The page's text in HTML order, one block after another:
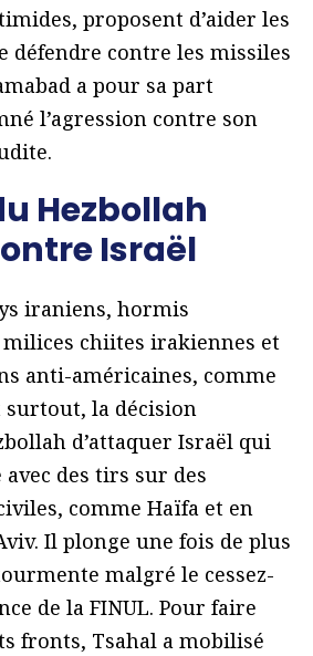
proposent d’aider les
défendre contre les missiles
a pour sa part
l’agression contre son
Hezbollah
Israël
iraniens, hormis
chiites irakiennes et
anti-américaines, comme
surtout, la décision
d’attaquer Israël qui
des tirs sur des
comme Haïfa et en
Il plonge une fois de plus
malgré le cessez-
de la FINUL. Pour faire
fronts, Tsahal a mobilisé